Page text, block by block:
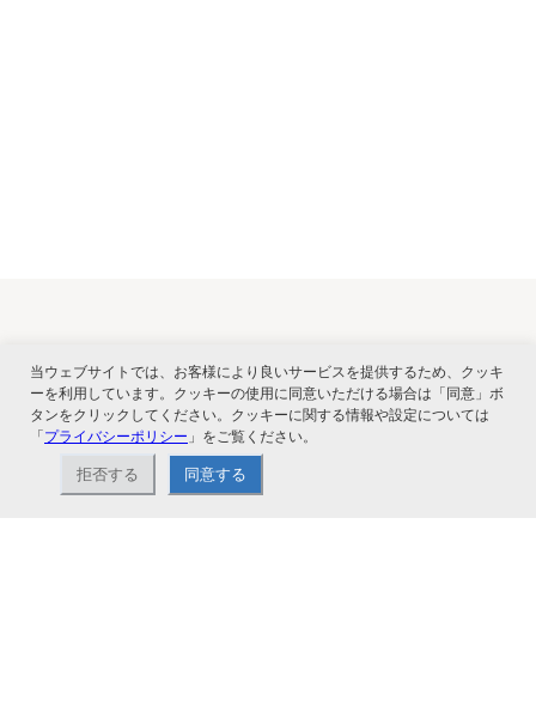
関連サービス
当ウェブサイトでは、お客様により良いサービスを提供するため、クッキ
ーを利用しています。クッキーの使用に同意いただける場合は「同意」ボ
タンをクリックしてください。クッキーに関する情報や設定については
「プライバシーポリシー 」をご覧ください。
拒否する 同意する